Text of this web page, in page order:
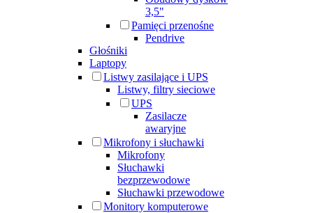
3,5"
Pamięci przenośne
Pendrive
Głośniki
Laptopy
Listwy zasilające i UPS
Listwy, filtry sieciowe
UPS
Zasilacze
awaryjne
Mikrofony i słuchawki
Mikrofony
Słuchawki
bezprzewodowe
Słuchawki przewodowe
Monitory komputerowe